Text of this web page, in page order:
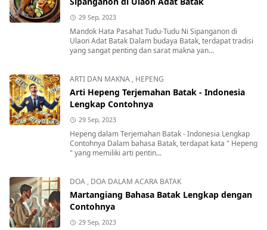
29 Sep, 2023
Mandok Hata Pasahat Tudu-Tudu Ni Sipanganon di
Ulaon Adat Batak Dalam budaya Batak, terdapat tradisi
yang sangat penting dan sarat makna yan...
ARTI DAN MAKNA , HEPENG
Arti Hepeng Terjemahan Batak - Indonesia
Lengkap Contohnya
29 Sep, 2023
Hepeng dalam Terjemahan Batak - Indonesia Lengkap
Contohnya Dalam bahasa Batak, terdapat kata " Hepeng
" yang memiliki arti pentin...
DOA , DOA DALAM ACARA BATAK
Martangiang Bahasa Batak Lengkap dengan
Contohnya
29 Sep, 2023